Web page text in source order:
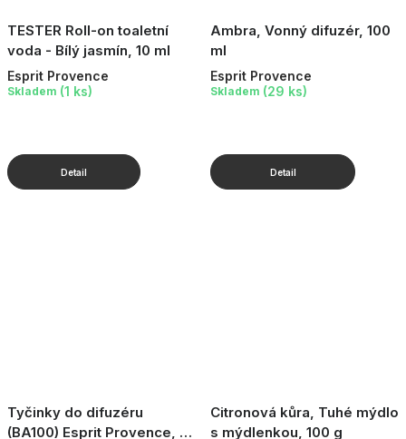
TESTER Roll-on toaletní
voda - Bílý jasmín, 10 ml
Esprit Provence
Skladem (1 ks)
Ambra, Vonný difuzér, 100
ml
Esprit Provence
Skladem (29 ks)
Tyčinky do difuzéru
(BA100) Esprit Provence, 14
Citronová kůra, Tuhé mýdlo
s mýdlenkou, 100 g